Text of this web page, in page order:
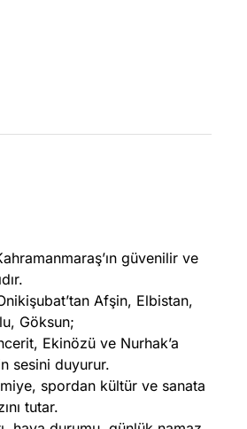
güvenilir ve
Afşin, Elbistan,
Göksun;
Ekinözü ve Nurhak’a
sesini duyurur.
spordan kültür ve sanata
tutar.